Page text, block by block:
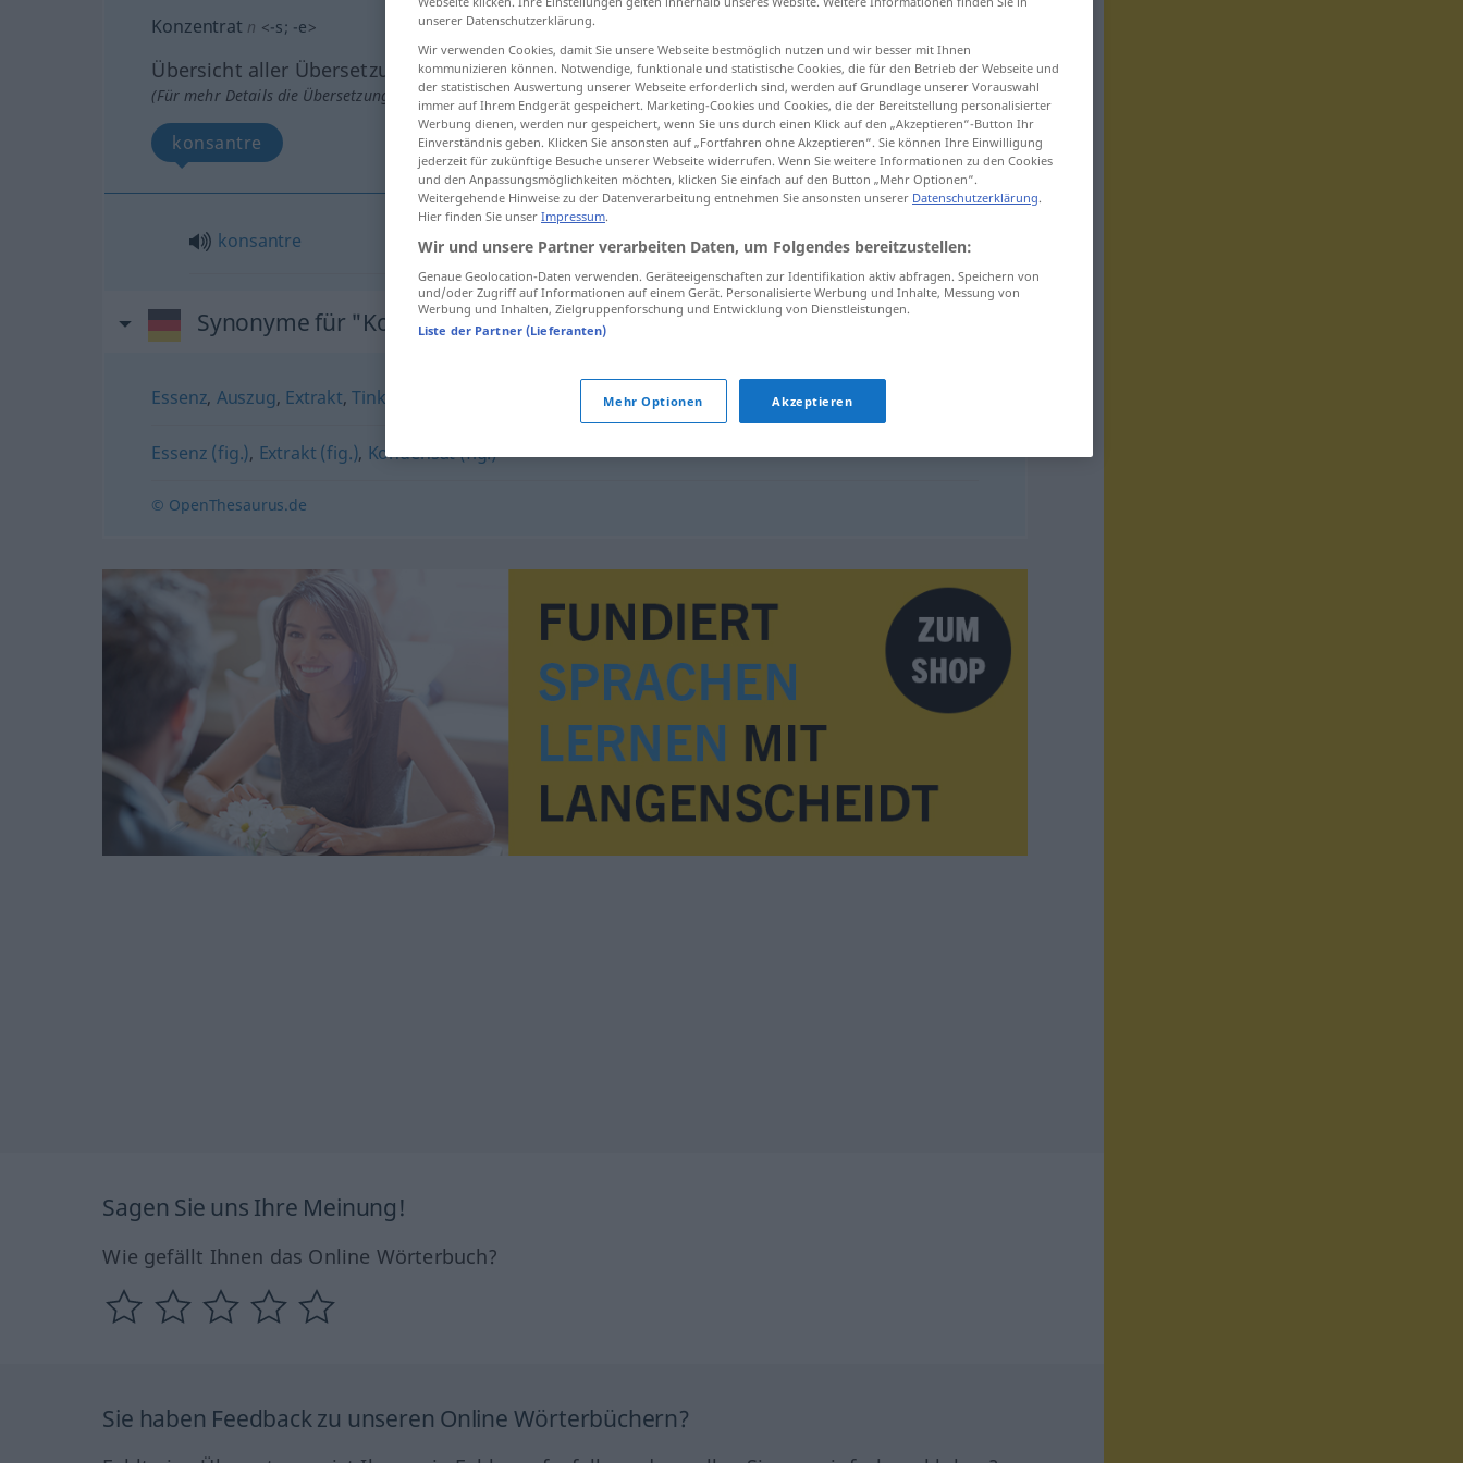
Konzentrat n <-s; -e>
Übersicht aller Übersetzungen
(Für mehr Details die Übersetzung anklicken/antippen)
konsantre
konsantre Konzentrat CHEM
Synonyme für "Konzentrat"
Essenz, Auszug, Extrakt,Tinktur
Essenz (fig.), Extrakt (fig.), Kondensat (fig.)
© OpenThesaurus.de
Sagen Sie uns Ihre Meinung!
Wie gefällt Ihnen das Online Wörterbuch?
Sie haben Feedback zu unseren Online Wörterbüchern?
unserer Datenschutzerklärung.
Wir verwenden Cookies, damit Sie unsere Webseite bestmöglich nutzen und wir besser mit Ihnen
kommunizieren können. Notwendige, funktionale und statistische Cookies, die für den Betrieb der Webseite und
der statistischen Auswertung unserer Webseite erforderlich sind, werden auf Grundlage unserer Vorauswahl
immer auf Ihrem Endgerät gespeichert. Marketing-Cookies und Cookies, die der Bereitstellung personalisierter
Werbung dienen, werden nur gespeichert, wenn Sie uns durch einen Klick auf den „Akzeptieren“-Button Ihr
Einverständnis geben. Klicken Sie ansonsten auf „Fortfahren ohne Akzeptieren“. Sie können Ihre Einwilligung
jederzeit für zukünftige Besuche unserer Webseite widerrufen. Wenn Sie weitere Informationen zu den Cookies
und den Anpassungsmöglichkeiten möchten, klicken Sie einfach auf den Button „Mehr Optionen“.
Weitergehende Hinweise zu der Datenverarbeitung entnehmen Sie ansonsten unserer Datenschutzerklärung.
Hier finden Sie unser Impressum.
Wir und unsere Partner verarbeiten Daten, um Folgendes bereitzustellen:
Genaue Geolocation-Daten verwenden. Geräteeigenschaften zur Identifikation aktiv abfragen. Speichern von
und/oder Zugriff auf Informationen auf einem Gerät. Personalisierte Werbung und Inhalte, Messung von
Werbung und Inhalten, Zielgruppenforschung und Entwicklung von Dienstleistungen.
Liste der Partner (Lieferanten)
Mehr Optionen Akzeptieren